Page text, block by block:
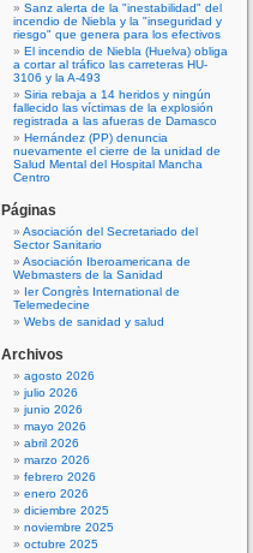
Sanz alerta de la "inestabilidad" del
incendio de Niebla y la "inseguridad y
riesgo" que genera para los efectivos
El incendio de Niebla (Huelva) obliga
a cortar al tráfico las carreteras HU-
3106 y la A-493
Siria rebaja a 14 heridos y ningún
fallecido las víctimas de la explosión
registrada a las afueras de Damasco
Hernández (PP) denuncia
nuevamente el cierre de la unidad de
Salud Mental del Hospital Mancha
Centro
Páginas
Asociación del Secretariado del
Sector Sanitario
Asociación Iberoamericana de
Webmasters de la Sanidad
Ier Congrès International de
Telemedecine
Webs de sanidad y salud
Archivos
agosto 2026
julio 2026
junio 2026
mayo 2026
abril 2026
marzo 2026
febrero 2026
enero 2026
diciembre 2025
noviembre 2025
octubre 2025